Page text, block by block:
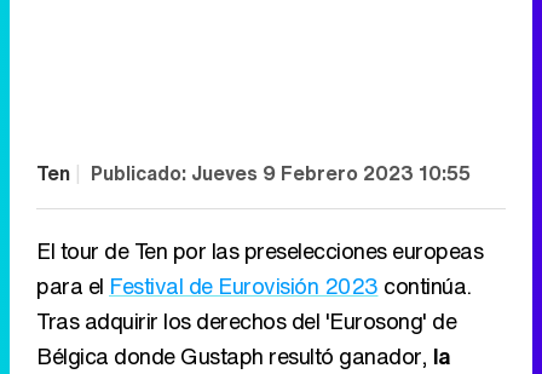
Ten | Publicado: Jueves 9 Febrero 2023 10:55
El tour de Ten por las preselecciones europeas
para el Festival de Eurovisión 2023 continúa.
Tras adquirir los derechos del 'Eurosong' de
Bélgica donde Gustaph resultó ganador, la